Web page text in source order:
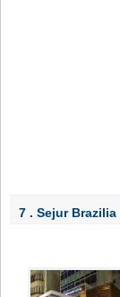
7 . Sejur Brazilia